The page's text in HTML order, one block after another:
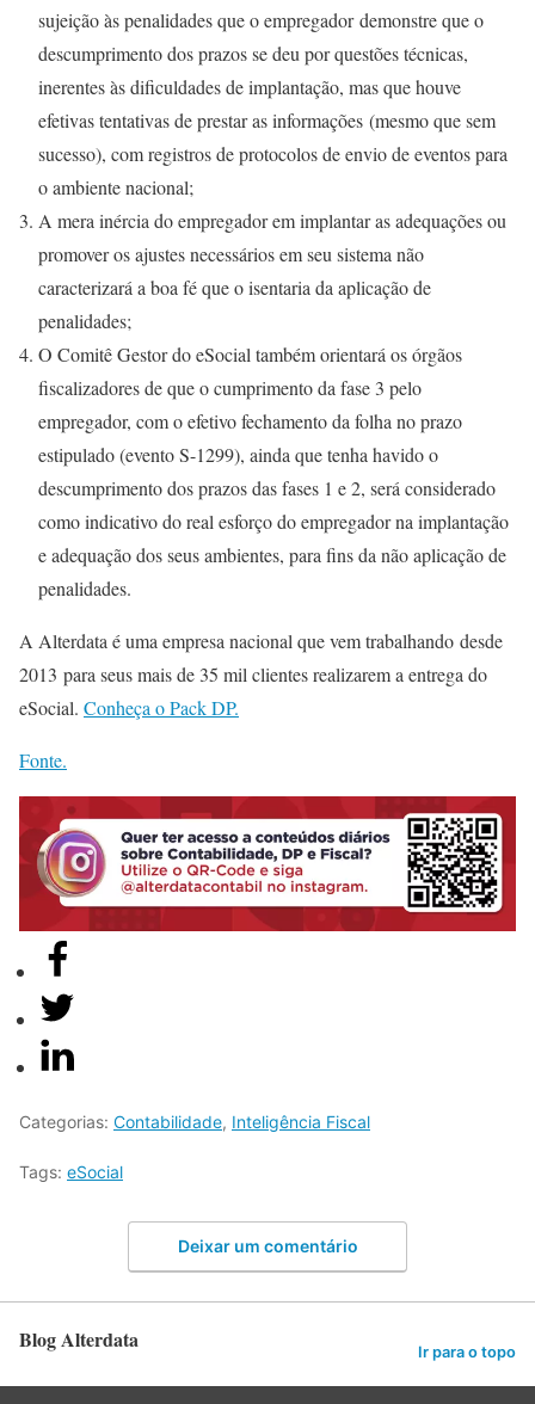
sujeição às penalidades que o empregador demonstre que o
descumprimento dos prazos se deu por questões técnicas,
inerentes às dificuldades de implantação, mas que houve
efetivas tentativas de prestar as informações (mesmo que sem
sucesso), com registros de protocolos de envio de eventos para
o ambiente nacional;
A mera inércia do empregador em implantar as adequações ou
promover os ajustes necessários em seu sistema não
caracterizará a boa fé que o isentaria da aplicação de
penalidades;
O Comitê Gestor do eSocial também orientará os órgãos
fiscalizadores de que o cumprimento da fase 3 pelo
empregador, com o efetivo fechamento da folha no prazo
estipulado (evento S-1299), ainda que tenha havido o
descumprimento dos prazos das fases 1 e 2, será considerado
como indicativo do real esforço do empregador na implantação
e adequação dos seus ambientes, para fins da não aplicação de
penalidades.
A Alterdata é uma empresa nacional que vem trabalhando desde
2013 para seus mais de 35 mil clientes realizarem a entrega do
eSocial. Conheça o Pack DP.
Fonte.
Categorias: Contabilidade, Inteligência Fiscal
Tags: eSocial
Deixar um comentário
Blog Alterdata Ir para o topo